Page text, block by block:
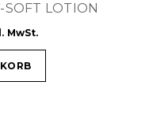
SOFT LOTION
MwSt.